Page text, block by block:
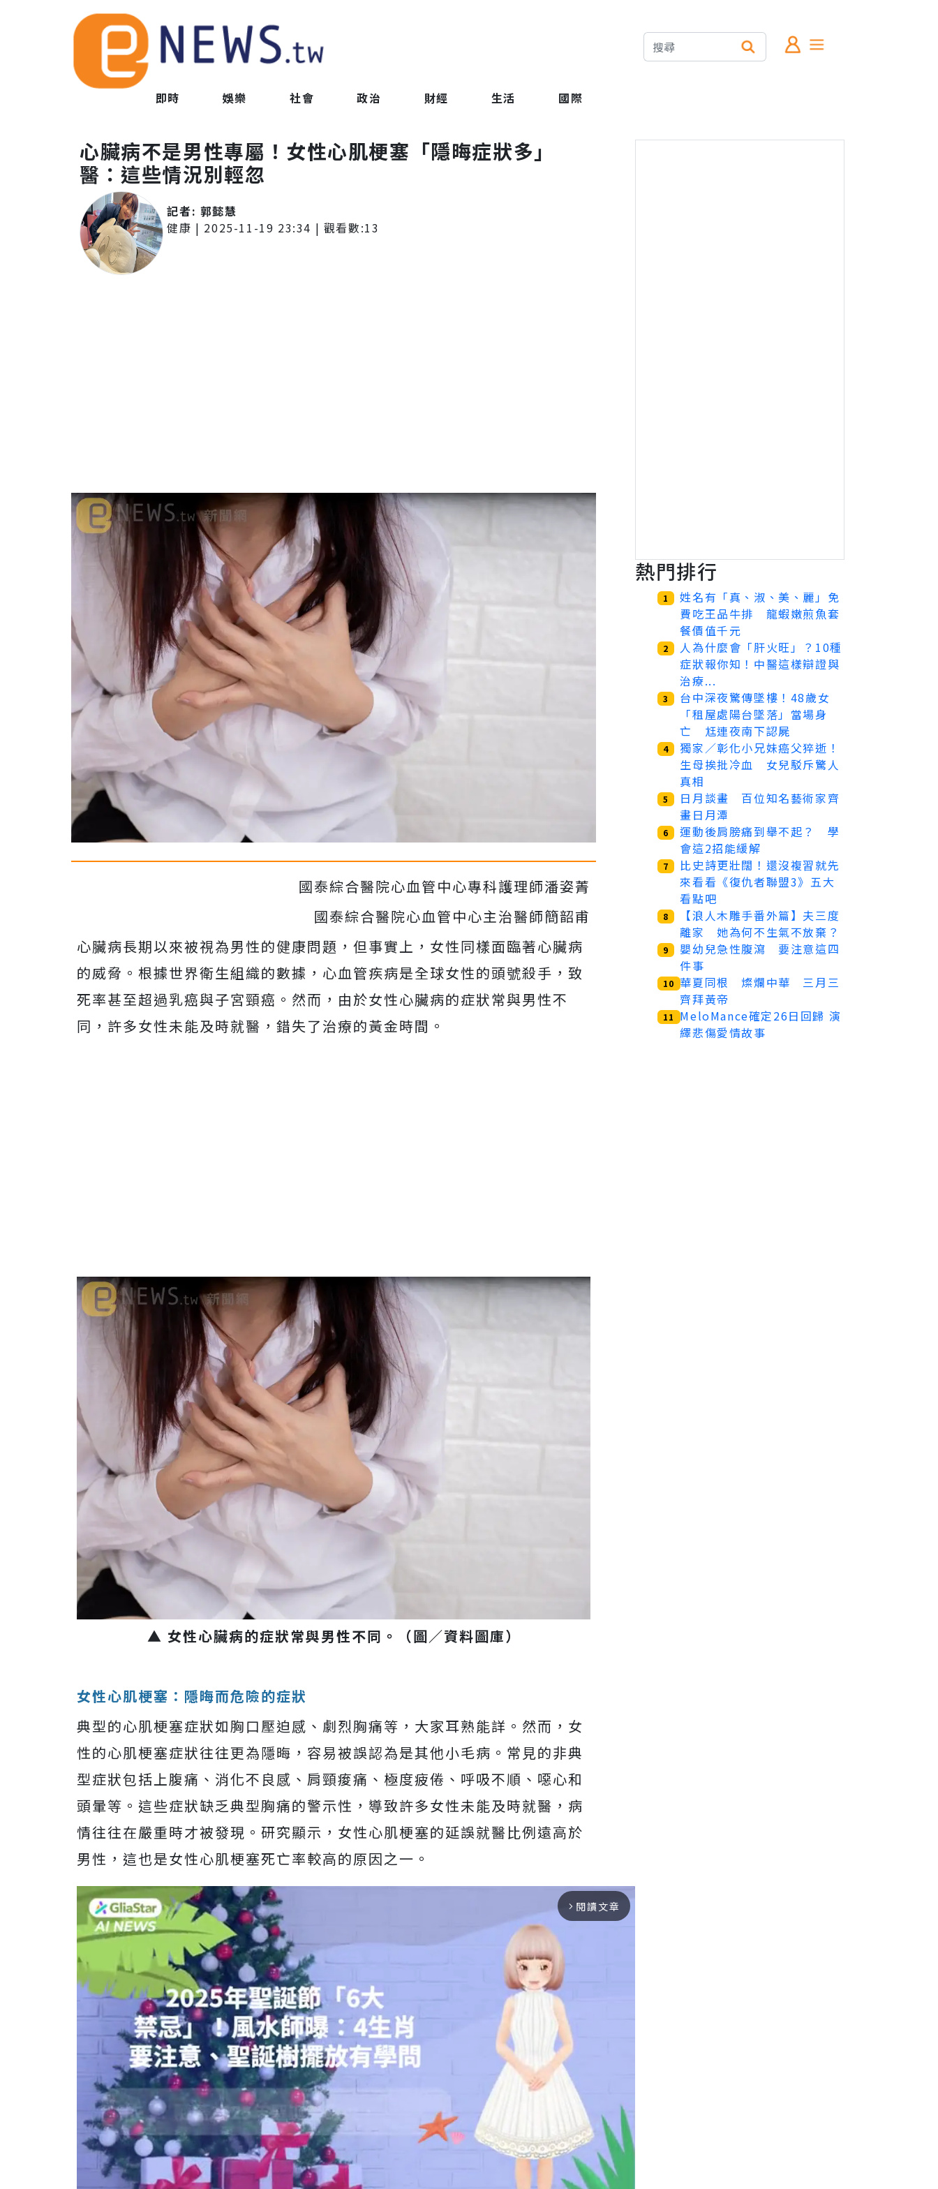
即時 娛樂 社會 政治 財經 生活 國際
心臟病不是男性專屬！女性心肌梗塞「隱晦症狀多」
醫：這些情況別輕忽
記者: 郭懿慧
健康 | 2025-11-19 23:34 | 觀看數:13
國泰綜合醫院心血管中心專科護理師潘姿菁
國泰綜合醫院心血管中心主治醫師簡韶甫
心臟病長期以來被視為男性的健康問題，但事實上，女性同樣面臨著心臟病
的威脅。根據世界衛生組織的數據，心血管疾病是全球女性的頭號殺手，致
死率甚至超過乳癌與子宮頸癌。然而，由於女性心臟病的症狀常與男性不
同，許多女性未能及時就醫，錯失了治療的黃金時間。
▲ 女性心臟病的症狀常與男性不同。（圖／資料圖庫）
女性心肌梗塞：隱晦而危險的症狀
典型的心肌梗塞症狀如胸口壓迫感、劇烈胸痛等，大家耳熟能詳。然而，女
性的心肌梗塞症狀往往更為隱晦，容易被誤認為是其他小毛病。常見的非典
型症狀包括上腹痛、消化不良感、肩頸痠痛、極度疲倦、呼吸不順、噁心和
頭暈等。這些症狀缺乏典型胸痛的警示性，導致許多女性未能及時就醫，病
情往往在嚴重時才被發現。研究顯示，女性心肌梗塞的延誤就醫比例遠高於
男性，這也是女性心肌梗塞死亡率較高的原因之一。
arrow_forward_ios 閱讀文章
熱門排行
1
姓名有「真、淑、美、麗」免
費吃王品牛排 龍蝦嫩煎魚套
餐價值千元
2
人為什麼會「肝火旺」？10種
症狀報你知！中醫這樣辯證與
治療...
3
台中深夜驚傳墜樓！48歲女
「租屋處陽台墜落」當場身
亡 尪連夜南下認屍
4
獨家／彰化小兄妹癌父猝逝！
生母挨批冷血 女兒駁斥驚人
真相
5
日月談畫 百位知名藝術家齊
畫日月潭
6
運動後肩膀痛到舉不起？ 學
會這2招能緩解
7
比史詩更壯闊！還沒複習就先
來看看《復仇者聯盟3》五大
看點吧
8
【浪人木雕手番外篇】夫三度
離家 她為何不生氣不放棄？
9
嬰幼兒急性腹瀉 要注意這四
件事
10 華夏同根 燦爛中華 三月三
齊拜黃帝
11
MeloMance確定26日回歸 演
繹悲傷愛情故事